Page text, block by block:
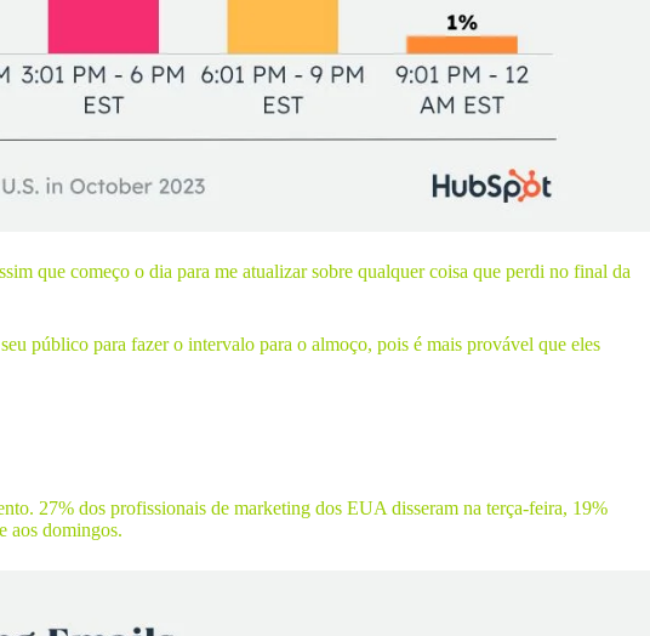
que começo o dia para me atualizar sobre qualquer coisa que perdi no final da
público para fazer o intervalo para o almoço, pois é mais provável que eles
27% dos profissionais de marketing dos EUA disseram na terça-feira, 19%
aos domingos.